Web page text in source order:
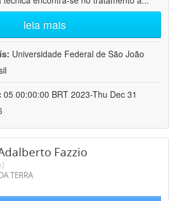
leia mais
Universidade Federal de São João
05 00:00:00 BRT 2023-Thu Dec 31
Fazzio
TERRA